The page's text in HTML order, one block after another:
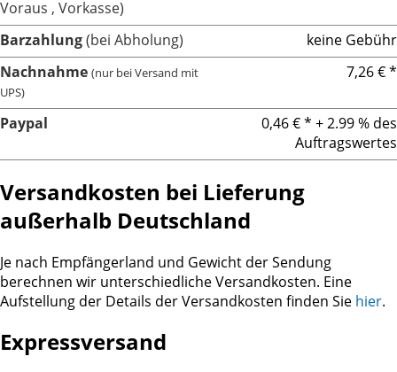
Voraus , Vorkasse)
Barzahlung(bei Abholung)
keine Gebühr
Nachnahme (nur bei Versand mit
UPS)
7,26 € *
Paypal
0,46 € * + 2.99 % des
Auftragswertes
Versandkosten bei Lieferung
außerhalb Deutschland
Je nach Empfängerland und Gewicht der Sendung
berechnen wir unterschiedliche Versandkosten. Eine
Aufstellung der Details der Versandkosten finden Sie hier.
Expressversand